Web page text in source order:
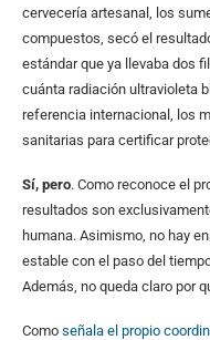
cervecería artesanal, los
compuestos, secó el
estándar que ya llevaba dos
cuánta radiación ultravioleta
referencia internacional, los
sanitarias para certificar
Sí, pero. Como reconoce el
resultados son
humana. Asimismo, no hay
estable con el paso del
Además, no queda claro por
Como señala el propio